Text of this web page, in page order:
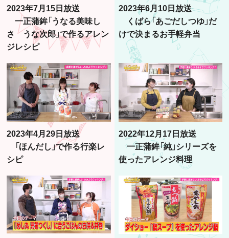
2023年7月15日放送
一正蒲鉾「うなる美味し
さ うな次郎」で作るアレン
ジレシピ
2023年6月10日放送
くばら「あごだしつゆ」だ
けで決まるお手軽弁当
2023年4月29日放送
「ほんだし」で作る行楽レ
シピ
2022年12月17日放送
一正蒲鉾「純」シリーズを
使ったアレンジ料理